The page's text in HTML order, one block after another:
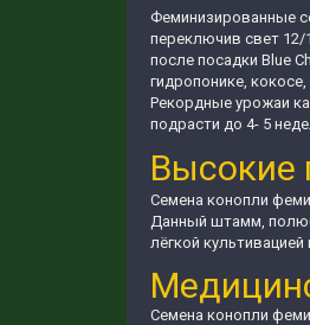
Феминизированные
переключив свет 12/
после посадки Blue
гидропонике,
Рекордные урожаи
подрасти до 4- 5
Высокие
Семена конопли
Данный штамм,
лёгкой
Семена конопли